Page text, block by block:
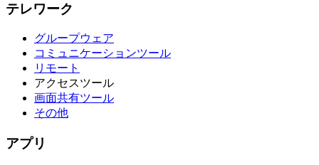
テレワーク
グループウェア
コミュニケーションツール
リモート
アクセスツール
画面共有ツール
その他
アプリ